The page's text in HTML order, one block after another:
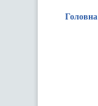
Головна